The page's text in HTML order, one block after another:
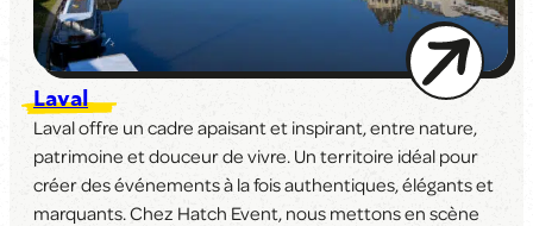
Laval
Laval offre un cadre apaisant et inspirant, entre nature,
patrimoine et douceur de vivre. Un territoire idéal pour
créer des événements à la fois authentiques, élégants et
marquants. Chez Hatch Event, nous mettons en scène